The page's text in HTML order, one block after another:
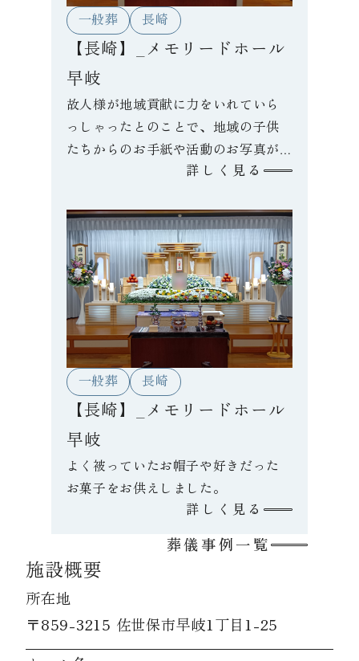
一般葬 長崎
【長崎】_メモリードホール
早岐
故人様が地域貢献に力をいれていら
っしゃったとのことで、地域の子供
たちからのお手紙や活動のお写真が
メモリアルコーナーに飾られてお
れていました。
詳しく見る
一般葬 長崎
【長崎】_メモリードホール
早岐
よく被っていたお帽子や好きだった
お菓子をお供えしました。
詳しく見る
葬儀事例一覧
施設概要
所在地
〒859-3215 佐世保市早岐1丁目1-25